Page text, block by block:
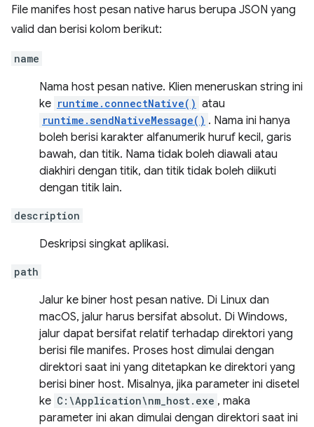
File manifes host pesan native harus berupa JSON yang
valid dan berisi kolom berikut:
name
Nama host pesan native. Klien meneruskan string ini
ke runtime.connectNative() atau
runtime.sendNativeMessage() . Nama ini hanya
boleh berisi karakter alfanumerik huruf kecil, garis
bawah, dan titik. Nama tidak boleh diawali atau
diakhiri dengan titik, dan titik tidak boleh diikuti
dengan titik lain.
description
Deskripsi singkat aplikasi.
path
Jalur ke biner host pesan native. Di Linux dan
macOS, jalur harus bersifat absolut. Di Windows,
jalur dapat bersifat relatif terhadap direktori yang
berisi file manifes. Proses host dimulai dengan
direktori saat ini yang ditetapkan ke direktori yang
berisi biner host. Misalnya, jika parameter ini disetel
ke C:\Application\nm_host.exe , maka
parameter ini akan dimulai dengan direktori saat ini